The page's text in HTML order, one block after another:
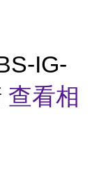
IG-
查看相